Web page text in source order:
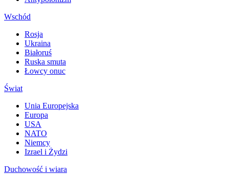
Wschód
Rosja
Ukraina
Białoruś
Ruska smuta
Łowcy onuc
Świat
Unia Europejska
Europa
USA
NATO
Niemcy
Izrael i Żydzi
Duchowość i wiara